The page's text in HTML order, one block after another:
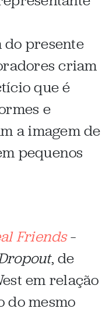
do presente
criam
que é
e
a imagem de
pequenos
Friends–
, de
em relação
do mesmo